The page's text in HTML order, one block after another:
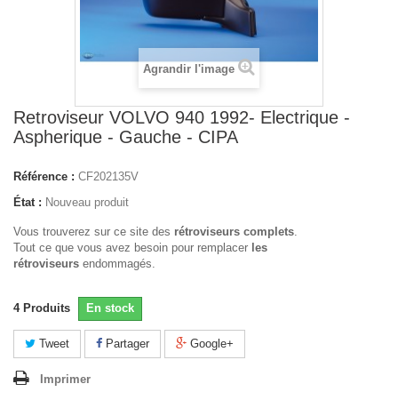
Agrandir l'image
Retroviseur VOLVO 940 1992- Electrique -
Aspherique - Gauche - CIPA
Référence : CF202135V
État : Nouveau produit
Vous trouverez sur ce site des rétroviseurs complets.
Tout ce que vous avez besoin pour remplacer les
rétroviseurs endommagés.
4 Produits En stock
Tweet Partager Google+
Imprimer